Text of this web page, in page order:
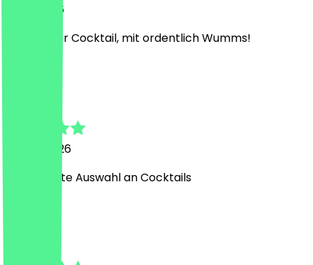
7. Juli 2026
Sehr lecker Cocktail, mit ordentlich Wumms!
29. Mai 2026
Lecker, gute Auswahl an Cocktails